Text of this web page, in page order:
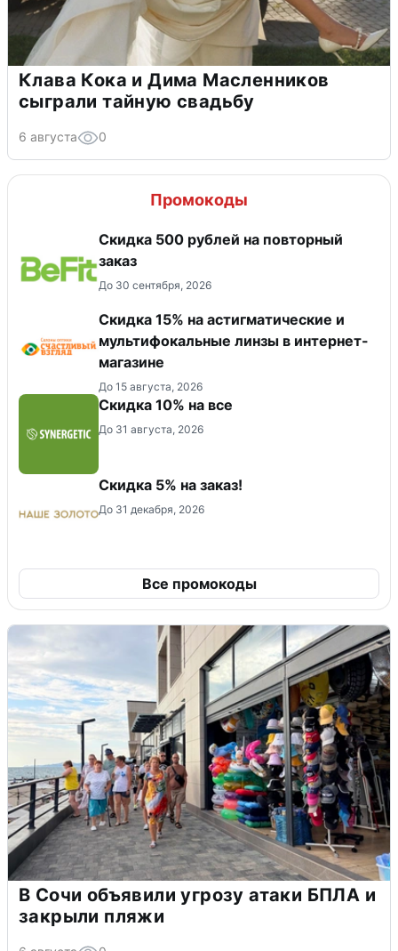
Клава Кока и Дима Масленников
сыграли тайную свадьбу
6 августа 0
Промокоды
Скидка 500 рублей на повторный
заказ
До 30 сентября, 2026
Скидка 15% на астигматические и
мультифокальные линзы в интернет-
магазине
До 15 августа, 2026
Скидка 10% на все
До 31 августа, 2026
Скидка 5% на заказ!
До 31 декабря, 2026
Все промокоды
В Сочи объявили угрозу атаки БПЛА и
закрыли пляжи